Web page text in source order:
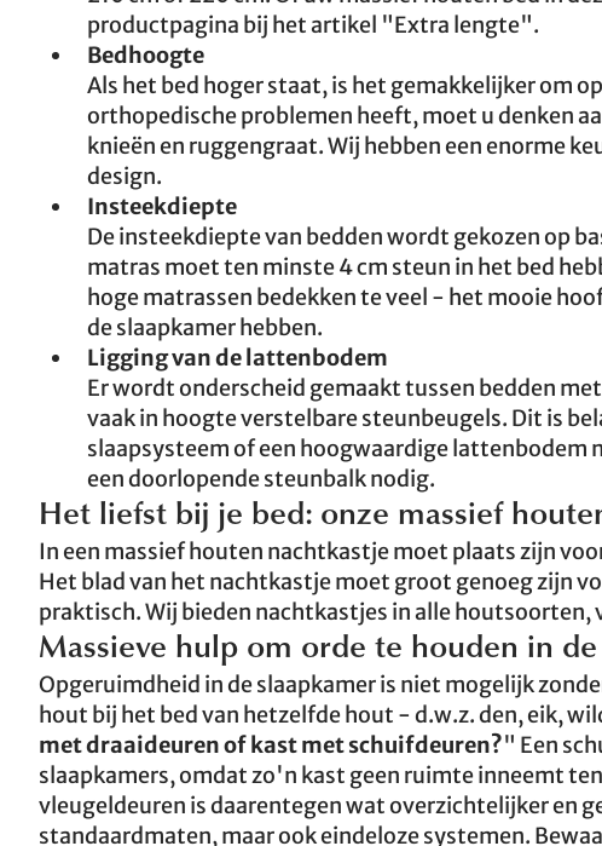
productpagina bij het artikel "Extra lengte".
Bedhoogte
Als het bed hoger staat, is het gemakkelijker om
orthopedische problemen heeft, moet u denken
knieën en ruggengraat. Wij hebben een enorme
design.
Insteekdiepte
De insteekdiepte van bedden wordt gekozen op
matras moet ten minste 4 cm steun in het bed
hoge matrassen bedekken te veel - het mooie
de slaapkamer hebben.
Ligging van de lattenbodem
Er wordt onderscheid gemaakt tussen bedden
vaak in hoogte verstelbare steunbeugels. Dit is
slaapsysteem of een hoogwaardige lattenbodem
een doorlopende steunbalk nodig.
Het liefst bij je bed: onze massief
In een massief houten nachtkastje moet plaats zijn
Het blad van het nachtkastje moet groot genoeg zijn
praktisch. Wij bieden nachtkastjes in alle houtsoorten,
Massieve hulp om orde te houden in
Opgeruimdheid in de slaapkamer is niet mogelijk
hout bij het bed van hetzelfde hout - d.w.z. den, eik,
met draaideuren of kast met schuifdeuren?" Een
slaapkamers, omdat zo'n kast geen ruimte inneemt
vleugeldeuren is daarentegen wat overzichtelijker en
standaardmaten, maar ook eindeloze systemen.